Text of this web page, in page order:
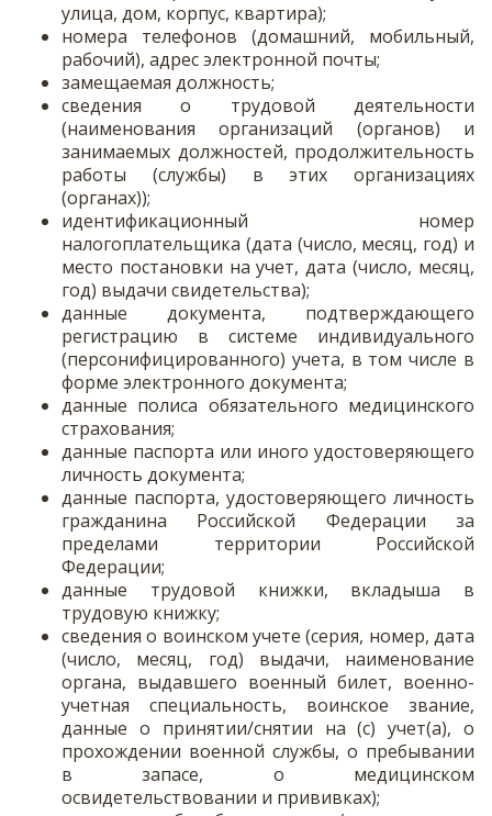
улица, дом, корпус, квартира);
номера телефонов (домашний, мобильный,
рабочий), адрес электронной почты;
замещаемая должность;
сведения о трудовой деятельности
(наименования организаций (органов) и
занимаемых должностей, продолжительность
работы (службы) в этих организациях
(органах));
идентификационный номер
налогоплательщика (дата (число, месяц, год) и
место постановки на учет, дата (число, месяц,
год) выдачи свидетельства);
данные документа, подтверждающего
регистрацию в системе индивидуального
(персонифицированного) учета, в том числе в
форме электронного документа;
данные полиса обязательного медицинского
страхования;
данные паспорта или иного удостоверяющего
личность документа;
данные паспорта, удостоверяющего личность
гражданина Российской Федерации за
пределами территории Российской
Федерации;
данные трудовой книжки, вкладыша в
трудовую книжку;
сведения о воинском учете (серия, номер, дата
(число, месяц, год) выдачи, наименование
органа, выдавшего военный билет, военно-
учетная специальность, воинское звание,
данные о принятии/снятии на (с) учет(а), о
прохождении военной службы, о пребывании
в запасе, о медицинском
освидетельствовании и прививках);